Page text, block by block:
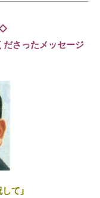
ださったメッセージ
て」